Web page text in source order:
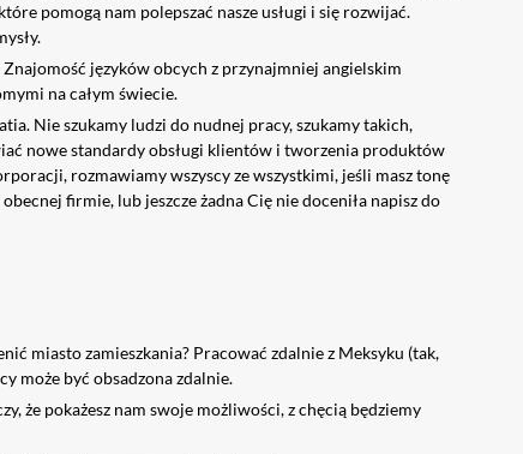
pomogą nam polepszać nasze usługi i się rozwijać.
języków obcych z przynajmniej angielskim
na całym świecie.
Nie szukamy ludzi do nudnej pracy, szukamy takich,
nowe standardy obsługi klientów i tworzenia produktów
rozmawiamy wszyscy ze wszystkimi, jeśli masz tonę
firmie, lub jeszcze żadna Cię nie doceniła napisz do
miasto zamieszkania? Pracować zdalnie z Meksyku (tak,
może być obsadzona zdalnie.
że pokażesz nam swoje możliwości, z chęcią będziemy